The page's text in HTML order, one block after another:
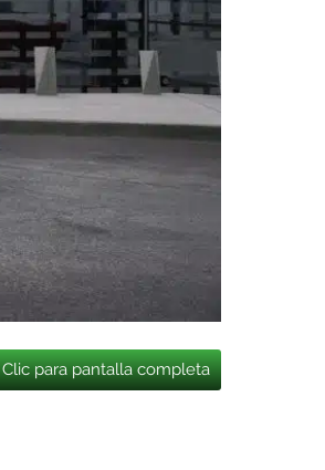
Clic para pantalla completa